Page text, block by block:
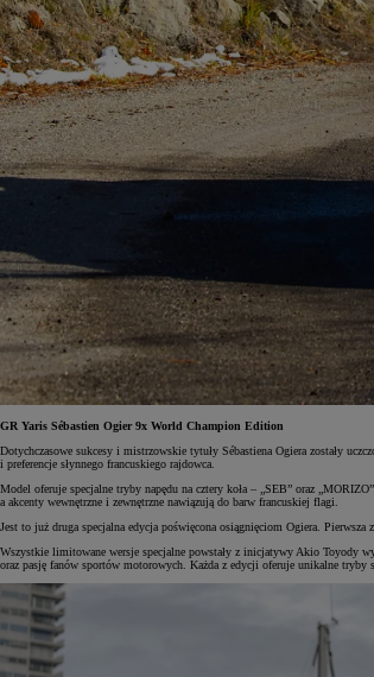
Corolla Hatchback
HYBRID
GR Yaris Sébastien Ogier 9x World Champion Edition
Dotychczasowe sukcesy i mistrzowskie tytuły Sébastiena Ogiera zostały
i preferencje słynnego francuskiego rajdowca.
Model oferuje specjalne tryby napędu na cztery koła – „SEB” oraz
a akcenty wewnętrzne i zewnętrzne nawiązują do barw francuskiej flagi.
Jest to już druga specjalna edycja poświęcona osiągnięciom Ogiera.
Wszystkie limitowane wersje specjalne powstały z inicjatywy Akio Toyody
oraz pasję fanów sportów motorowych. Każda z edycji oferuje unikalne tryby